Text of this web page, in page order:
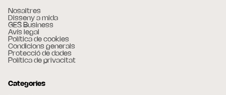
Nosaltres
Disseny a mida
GES Business
Avís legal
Política de cookies
Condicions generals
Protecció de dades
Política de privacitat
Categories